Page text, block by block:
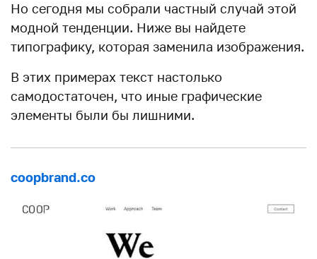
Но сегодня мы собрали частный случай этой
модной тенденции. Ниже вы найдете
типографику, которая заменила изображения.
В этих примерах текст настолько
самодостаточен, что иные графические
элементы были бы лишними.
coopbrand.co